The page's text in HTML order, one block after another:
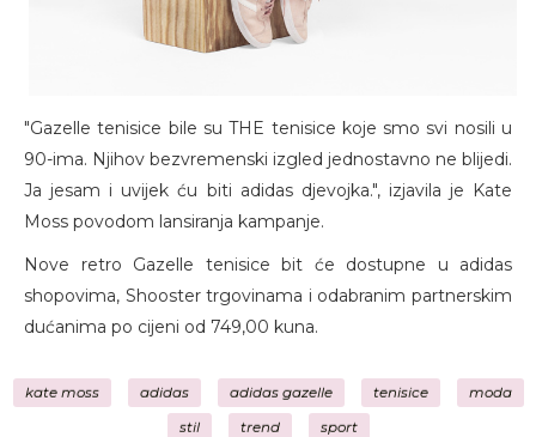
"Gazelle tenisice bile su THE tenisice koje smo svi nosili u
90-ima. Njihov bezvremenski izgled jednostavno ne blijedi.
Ja jesam i uvijek ću biti adidas djevojka.", izjavila je Kate
Moss povodom lansiranja kampanje.
Nove retro Gazelle tenisice bit će dostupne u adidas
shopovima, Shooster trgovinama i odabranim partnerskim
dućanima po cijeni od 749,00 kuna.
kate moss adidas adidas gazelle tenisice moda
stil trend sport